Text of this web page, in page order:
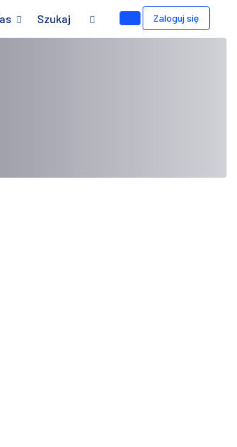
Szukaj Zaloguj się